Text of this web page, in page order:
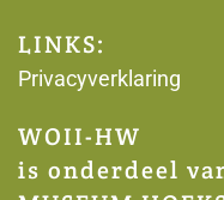
LINKS:
Privacyverklaring
WOII-HW
is onderdeel